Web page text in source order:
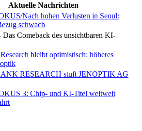
Aktuelle Nachrichten
Nach hohen Verlusten in Seoul:
schwach
Comeback des unsichtbaren KI-
bleibt optimistisch: höheres
RESEARCH stuft JENOPTIK AG
3: Chip- und KI-Titel weltweit